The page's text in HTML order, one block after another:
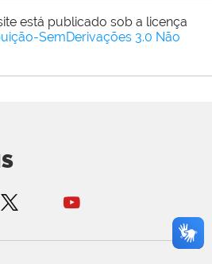
está publicado sob a licença
SemDerivações 3.0 Não